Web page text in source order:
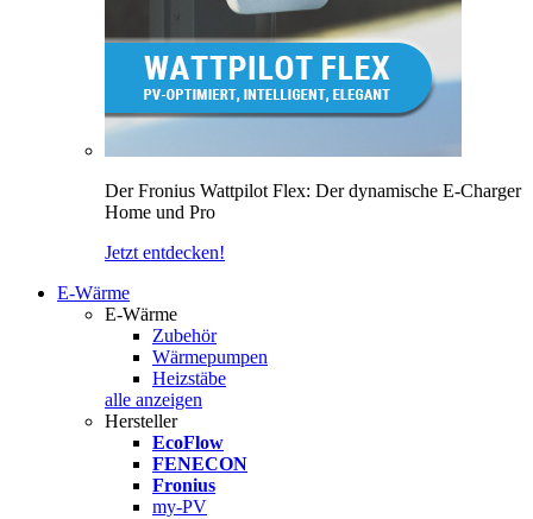
Der Fronius Wattpilot Flex: Der dynamische E-Charger
Home und Pro
Jetzt entdecken!
E-Wärme
E-Wärme
Zubehör
Wärmepumpen
Heizstäbe
alle anzeigen
Hersteller
EcoFlow
FENECON
Fronius
my-PV